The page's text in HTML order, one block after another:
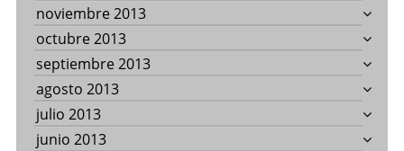
noviembre 2013
octubre 2013
septiembre 2013
agosto 2013
julio 2013
junio 2013